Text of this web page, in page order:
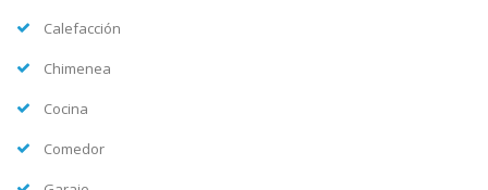
Calefacción
Chimenea
Cocina
Comedor